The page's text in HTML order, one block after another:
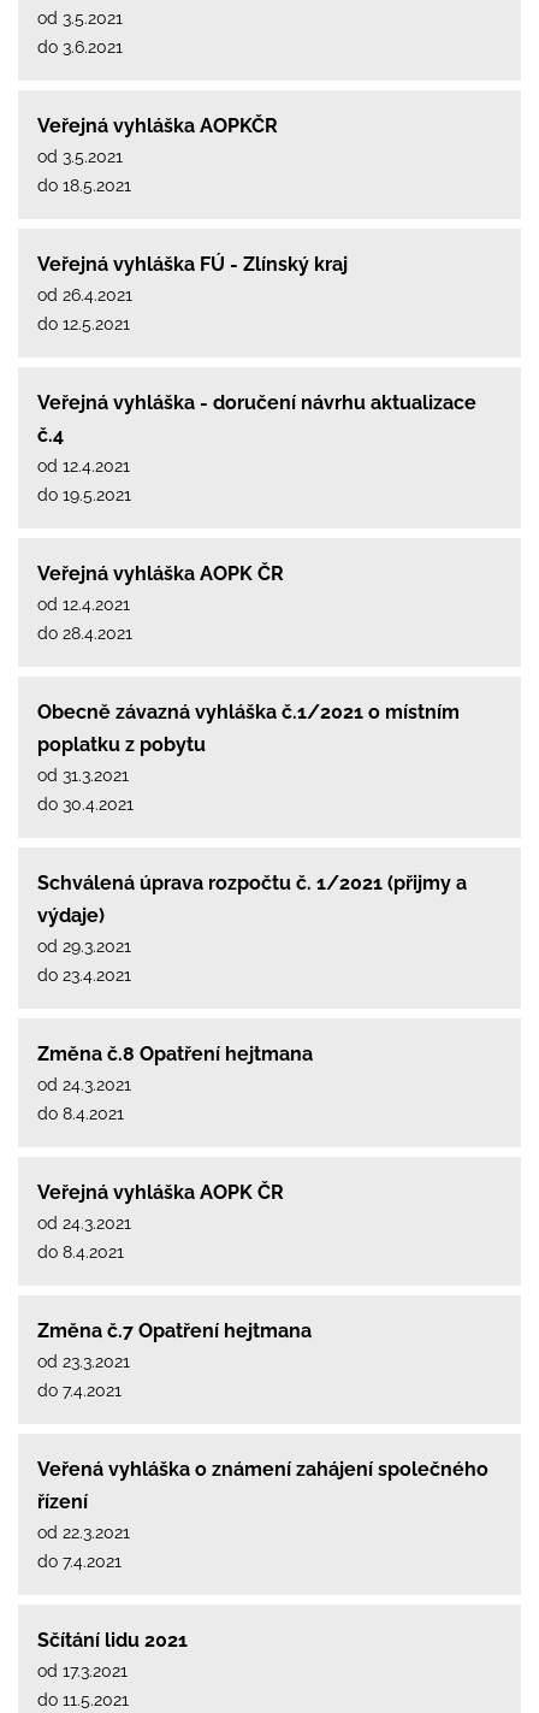
od 3.5.2021
do 3.6.2021
Veřejná vyhláška AOPKČR
od 3.5.2021
do 18.5.2021
Veřejná vyhláška FÚ - Zlínský kraj
od 26.4.2021
do 12.5.2021
Veřejná vyhláška - doručení návrhu aktualizace
č.4
od 12.4.2021
do 19.5.2021
Veřejná vyhláška AOPK ČR
od 12.4.2021
do 28.4.2021
Obecně závazná vyhláška č.1/2021 o místním
poplatku z pobytu
od 31.3.2021
do 30.4.2021
Schválená úprava rozpočtu č. 1/2021 (přijmy a
výdaje)
od 29.3.2021
do 23.4.2021
Změna č.8 Opatření hejtmana
od 24.3.2021
do 8.4.2021
Veřejná vyhláška AOPK ČR
od 24.3.2021
do 8.4.2021
Změna č.7 Opatření hejtmana
od 23.3.2021
do 7.4.2021
Veřená vyhláška o známení zahájení společného
řízení
od 22.3.2021
do 7.4.2021
Sčítání lidu 2021
od 17.3.2021
do 11.5.2021